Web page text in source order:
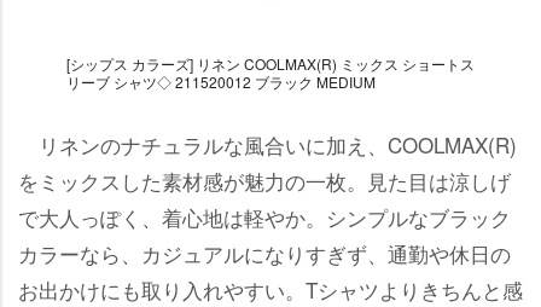
[シップス カラーズ] リネン COOLMAX(R) ミックス ショートス
リーブ シャツ◇ 211520012 ブラック MEDIUM
リネンのナチュラルな風合いに加え、COOLMAX(R)
をミックスした素材感が魅力の一枚。見た目は涼しげ
で大人っぽく、着心地は軽やか。シンプルなブラック
カラーなら、カジュアルになりすぎず、通勤や休日の
お出かけにも取り入れやすい。Tシャツよりきちんと感